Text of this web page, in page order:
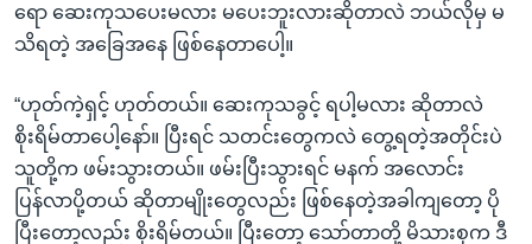
ရော ဆေးကုသပေးမလား မပေးဘူးလားဆိုတာလဲ ဘယ်လိုမှ မ
သိရတဲ့ အခြေအနေ ဖြစ်နေတာပေါ့။
“ဟုတ်ကဲ့ရှင့် ဟုတ်တယ်။ ဆေးကုသခွင့် ရပါ့မလား ဆိုတာလဲ
စိုးရိမ်တာပေါ့နော်။ ပြီးရင် သတင်းတွေကလဲ တွေ့ရတဲ့အတိုင်းပဲ
သူတို့က ဖမ်းသွားတယ်။ ဖမ်းပြီးသွားရင် မနက် အလောင်း
ပြန်လာပို့တယ် ဆိုတာမျိုးတွေလည်း ဖြစ်နေတဲ့အခါကျတော့ ပို
ပြီးတော့လည်း စိုးရိမ်တယ်။ ပြီးတော့ သော်တာတို့ မိသားစုက ဒီ